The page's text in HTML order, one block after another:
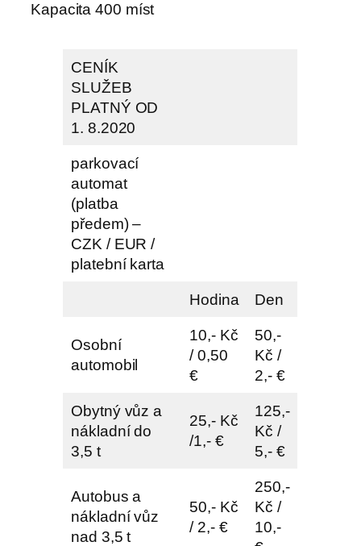
Kapacita 400 míst
CENÍK
SLUŽEB
PLATNÝ OD
1. 8.2020
parkovací
automat
(platba
předem) –
CZK / EUR /
platební karta
Hodina Den
Osobní
automobil
10,- Kč
/ 0,50
€
50,-
Kč /
2,- €
Obytný vůz a
nákladní do
3,5 t
25,- Kč
/1,- €
125,-
Kč /
5,- €
Autobus a
nákladní vůz
nad 3,5 t
50,- Kč
/ 2,- €
250,-
Kč /
10,-